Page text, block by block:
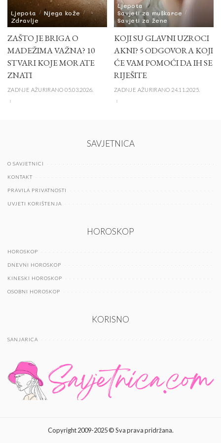
Ljepota
Njega kože
Zdravlje
ZAŠTO JE BRIGA O
MADEŽIMA VAŽNA? 10
STVARI KOJE MORATE
ZNATI
ZADNJE AŽURIRANO 05.03.2026.
Ljepota
Savjeti za muškarce
Savjeti za žene
KOJI SU GLAVNI UZROCI
AKNI? 5 ODGOVORA KOJI
ĆE VAM POMOĆI DA IH SE
RIJEŠITE
ZADNJE AŽURIRANO 24.11.2025.
SAVJETNICA
O SAVJETNICI
KONTAKT
PRAVILA PRIVATNOSTI
UVJETI KORIŠTENJA
HOROSKOP
HOROSKOP
DNEVNI HOROSKOP
KINESKI HOROSKOP
OSOBNI HOROSKOP
KORISNO
SANJARICA
Copyright 2009-2025 © Sva prava pridržana.